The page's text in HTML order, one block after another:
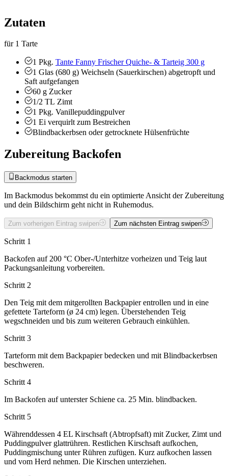
Zutaten
für 1 Tarte
1 Pkg. Tante Fanny Frischer Quiche- & Tarteig 300 g
1 Glas (680 g) Weichseln (Sauerkirschen) abgetropft und
Saft aufgefangen
60 g Zucker
1/2 TL Zimt
1 Pkg. Vanillepuddingpulver
1 Ei verquirlt zum Bestreichen
Blindbackerbsen oder getrocknete Hülsenfrüchte
Zubereitung Backofen
Backmodus starten
Im Backmodus bekommst du ein optimierte Ansicht der Zubereitung
und dein Bildschirm geht nicht in Ruhemodus.
Zum vorherigen Eintrag swipen Zum nächsten Eintrag swipen
Schritt 1
Backofen auf 200 °C Ober-/Unterhitze vorheizen und Teig laut
Packungsanleitung vorbereiten.
Schritt 2
Den Teig mit dem mitgerollten Backpapier entrollen und in eine
gefettete Tarteform (ø 24 cm) legen. Überstehenden Teig
wegschneiden und bis zum weiteren Gebrauch einkühlen.
Schritt 3
Tarteform mit dem Backpapier bedecken und mit Blindbackerbsen
beschweren.
Schritt 4
Im Backofen auf unterster Schiene ca. 25 Min. blindbacken.
Schritt 5
Währenddessen 4 EL Kirschsaft (Abtropfsaft) mit Zucker, Zimt und
Puddingpulver glattrühren. Restlichen Kirschsaft aufkochen,
Puddingmischung unter Rühren zufügen. Kurz aufkochen lassen
und vom Herd nehmen. Die Kirschen unterziehen.